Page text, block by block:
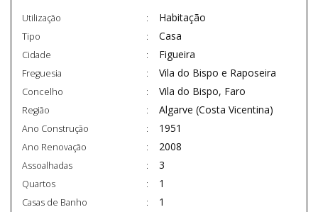
Utilização Habitação
Tipo Casa
Cidade Figueira
Freguesia Vila do Bispo e Raposeira
Concelho Vila do Bispo, Faro
Região Algarve (Costa Vicentina)
Ano Construção 1951
Ano Renovação 2008
Assoalhadas 3
Quartos 1
Casas de Banho 1